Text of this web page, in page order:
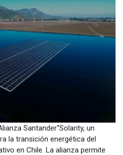
Santander“Solarity, un
la transición energética del
en Chile. La alianza permite